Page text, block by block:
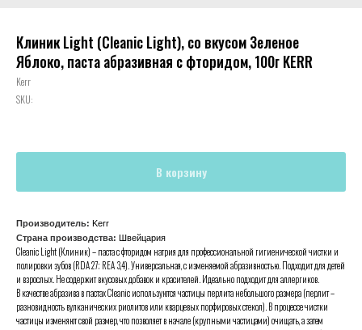
Клиник Light (Cleanic Light), со вкусом Зеленое
Яблоко, паста абразивная с фторидом, 100г KERR
Kerr
SKU:
В корзину
Производитель: Kerr
Страна производства: Швейцария
Cleanic Light (Клиник) – паста с фторидом натрия для профессиональной гигиенической чистки и
полировки зубов (RDA 27; REA 3,4). Универсальная, с изменяемой абразивностью. Подходит для детей
и взрослых. Не содержит вкусовых добавок и красителей. Идеально подходит для аллергиков.
В качестве абразива в пастах Cleanic используются частицы перлита небольшого размера (перлит –
разновидность вулканических риолитов или кварцевых порфировых стекол). В процессе чистки
частицы изменяют свой размер, что позволяет в начале (крупными частицами) очищать, а затем